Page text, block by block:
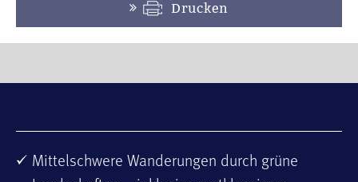
Drucken
Mittelschwere Wanderungen durch grüne